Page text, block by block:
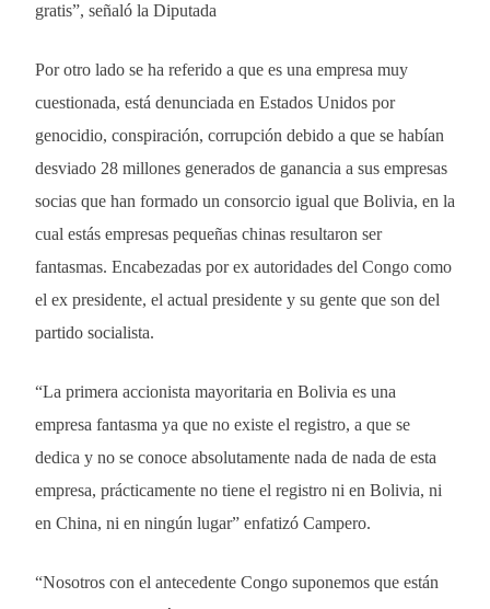
gratis”, señaló la Diputada
Por otro lado se ha referido a que es una empresa muy
cuestionada, está denunciada en Estados Unidos por
genocidio, conspiración, corrupción debido a que se habían
desviado 28 millones generados de ganancia a sus empresas
socias que han formado un consorcio igual que Bolivia, en la
cual estás empresas pequeñas chinas resultaron ser
fantasmas. Encabezadas por ex autoridades del Congo como
el ex presidente, el actual presidente y su gente que son del
partido socialista.
“La primera accionista mayoritaria en Bolivia es una
empresa fantasma ya que no existe el registro, a que se
dedica y no se conoce absolutamente nada de nada de esta
empresa, prácticamente no tiene el registro ni en Bolivia, ni
en China, ni en ningún lugar” enfatizó Campero.
“Nosotros con el antecedente Congo suponemos que están